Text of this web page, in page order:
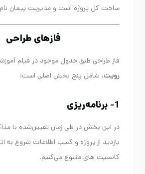
ساخت کل پروژه است و مدیریت پیمان نام
فازهای طراحی
فاز طراحی طبق جدول موجود در فیلم
رویت، شامل پنج بخش اصلی است:
1- برنامه‌ریزی
در این بخش در طی زمان تعیین‌شده با
بازدید از پروژه و کسب اطلاعات شروع به
کانسپت های متنوع می‌کنیم.